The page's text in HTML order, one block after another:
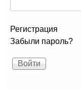
Регистрация
Забыли пароль?